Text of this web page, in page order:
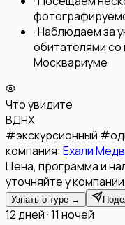
·Наблюдаем за
обитателями со
Москвариуме
Что увидите
ВДНХ
#экскурсионный #
компания: Ехали
Цена, программа и
уточняйте у
Узнать о туре →
12 дней · 11 ночей